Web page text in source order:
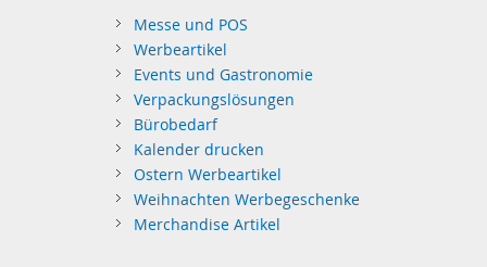
Messe und POS
Werbeartikel
Events und Gastronomie
Verpackungslösungen
Bürobedarf
Kalender drucken
Ostern Werbeartikel
Weihnachten Werbegeschenke
Merchandise Artikel